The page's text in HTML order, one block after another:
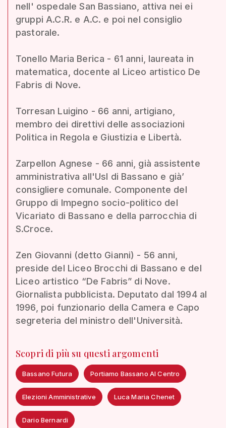
nell' ospedale San Bassiano, attiva nei ei
gruppi A.C.R. e A.C. e poi nel consiglio
pastorale.
Tonello Maria Berica - 61 anni, laureata in
matematica, docente al Liceo artistico De
Fabris di Nove.
Torresan Luigino - 66 anni, artigiano,
membro dei direttivi delle associazioni
Politica in Regola e Giustizia e Libertà.
Zarpellon Agnese - 66 anni, già assistente
amministrativa all'Usl di Bassano e già’
consigliere comunale. Componente del
Gruppo di Impegno socio-politico del
Vicariato di Bassano e della parrocchia di
S.Croce.
Zen Giovanni (detto Gianni) - 56 anni,
preside del Liceo Brocchi di Bassano e del
Liceo artistico “De Fabris” di Nove.
Giornalista pubblicista. Deputato dal 1994 al
1996, poi funzionario della Camera e Capo
segreteria del ministro dell'Università.
Scopri di più su questi argomenti
Bassano Futura Portiamo Bassano Al Centro
Elezioni Amministrative Luca Maria Chenet
Dario Bernardi